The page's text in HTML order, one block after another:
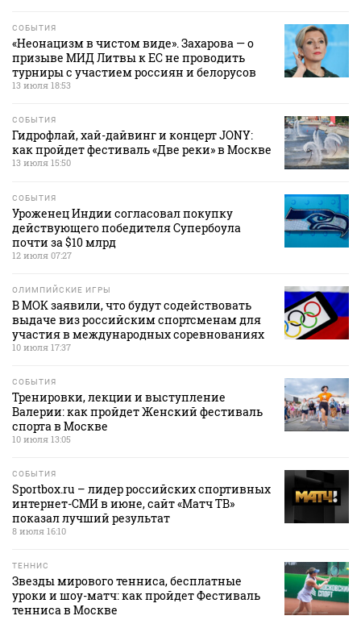
СОБЫТИЯ
«Неонацизм в чистом виде». Захарова — о
призыве МИД Литвы к ЕС не проводить
турниры с участием россиян и белорусов
13 июля 18:53
СОБЫТИЯ
Гидрофлай, хай-дайвинг и концерт JONY:
как пройдет фестиваль «Две реки» в Москве
13 июля 15:50
СОБЫТИЯ
Уроженец Индии согласовал покупку
действующего победителя Супербоула
почти за $10 млрд
12 июля 07:27
ОЛИМПИЙСКИЕ ИГРЫ
В МОК заявили, что будут содействовать
выдаче виз российским спортсменам для
участия в международных соревнованиях
10 июля 17:37
СОБЫТИЯ
Тренировки, лекции и выступление
Валерии: как пройдет Женский фестиваль
спорта в Москве
10 июля 13:05
СОБЫТИЯ
Sportbox.ru – лидер российских спортивных
интернет-СМИ в июне, сайт «Матч ТВ»
показал лучший результат
8 июля 16:10
ТЕННИС
Звезды мирового тенниса, бесплатные
уроки и шоу-матч: как пройдет Фестиваль
тенниса в Москве